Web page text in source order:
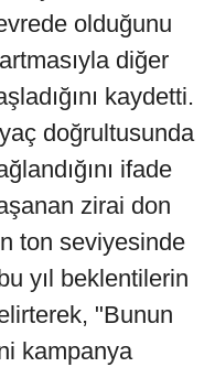
olduğunu
diğer
kaydetti.
doğrultusunda
ifade
zirai don
ton seviyesinde
yıl beklentilerin
"Bunun
kampanya